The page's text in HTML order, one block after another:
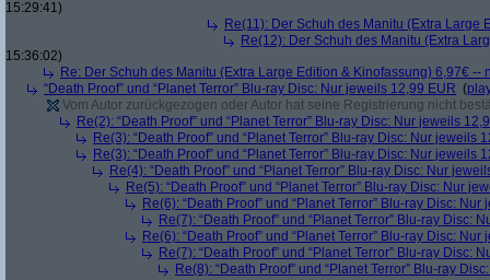
15:29:41)
Re(11): Der Schuh des Manitu (Extra Large
Re(12): Der Schuh des Manitu (Extra
15:36:02)
Re: Der Schuh des Manitu (Extra Large Edition & Kinofassung) 6,97€ --
“Death Proof” und “Planet Terror” Blu-ray Disc: Nur jeweils 12,99 EUR (
Vom Autor zurückgezogen oder Autor hat seine Registrierung nicht
Re(2): “Death Proof” und “Planet Terror” Blu-ray Disc: Nur jeweils
Re(3): “Death Proof” und “Planet Terror” Blu-ray Disc: Nur jeweils
Re(3): “Death Proof” und “Planet Terror” Blu-ray Disc: Nur jeweils
Re(4): “Death Proof” und “Planet Terror” Blu-ray Disc: Nur
Re(5): “Death Proof” und “Planet Terror” Blu-ray Disc: Nur
Re(6): “Death Proof” und “Planet Terror” Blu-ray Disc:
Re(7): “Death Proof” und “Planet Terror” Blu-ray Disc:
Re(6): “Death Proof” und “Planet Terror” Blu-ray Disc:
Re(7): “Death Proof” und “Planet Terror” Blu-ray Disc:
Re(8): “Death Proof” und “Planet Terror” Blu-ray